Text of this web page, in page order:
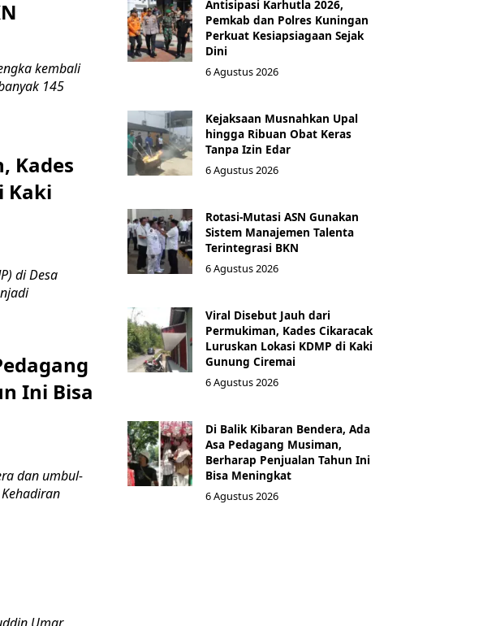
kembali
145
Kades
Kaki
di Desa
Ini Bisa
dan umbul-
Umar
Antisipasi Karhutla 2026,
Pemkab dan Polres Kuningan
Perkuat Kesiapsiagaan Sejak
Dini
6 Agustus 2026
Kejaksaan Musnahkan Upal
hingga Ribuan Obat Keras
Tanpa Izin Edar
6 Agustus 2026
Rotasi-Mutasi ASN Gunakan
Sistem Manajemen Talenta
Terintegrasi BKN
6 Agustus 2026
Viral Disebut Jauh dari
Permukiman, Kades Cikaracak
Luruskan Lokasi KDMP di Kaki
Gunung Ciremai
6 Agustus 2026
Di Balik Kibaran Bendera, Ada
Asa Pedagang Musiman,
Berharap Penjualan Tahun Ini
Bisa Meningkat
6 Agustus 2026